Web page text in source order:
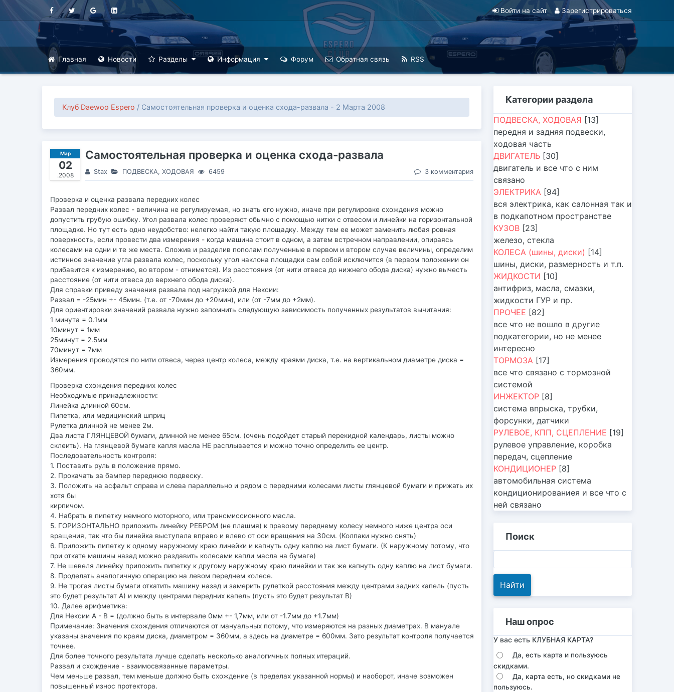
Войти на сайт Зарегистрироваться
Главная Новости Разделы Информация Форум Обратная связь RSS
Клуб Daewoo Espero / Самостоятельная проверка и оценка схода-развала - 2 Марта 2008
Мар
02
.2008
Самостоятельная проверка и оценка схода-развала
Stax ПОДВЕСКА, ХОДОВАЯ 6459 3 комментария
Проверка и оценка развала передних колес
Развал передних колес - величина не регулируемая, но знать его нужно, иначе при регулировке схождения можно
допустить грубую ошибку. Угол развала колес проверяют обычно с помощью нитки с отвесом и линейки на горизонтальной
площадке. Но тут есть одно неудобство: нелегко найти такую площадку. Между тем ее может заменить любая ровная
поверхность, если провести два измерения - когда машина стоит в одном, а затем встречном направлении, опираясь
колесами на одни и те же места. Сложив и разделив пополам полученные в первом и втором случае величины, определим
истинное значение угла развала колес, поскольку угол наклона площадки сам собой исключится (в первом положении он
прибавится к измерению, во втором - отнимется). Из расстояния (от нити отвеса до нижнего обода диска) нужно вычесть
расстояние (от нити отвеса до верхнего обода диска).
Для справки приведу значения развала под нагрузкой для Нексии:
Развал = -25мин +- 45мин. (т.е. от -70мин до +20мин), или (от -7мм до +2мм).
Для ориентировки значений развала нужно запомнить следующую зависимость полученных результатов вычитания:
1 минута = 0.1мм
10минут = 1мм
25минут = 2.5мм
70минут = 7мм
Измерения проводятся по нити отвеса, через центр колеса, между краями диска, т.е. на вертикальном диаметре диска =
360мм.
Проверка схождения передних колес
Необходимые принадлежности:
Линейка длинной 60см.
Пипетка, или медицинский шприц
Рулетка длинной не менее 2м.
Два листа ГЛЯНЦЕВОЙ бумаги, длинной не менее 65см. (очень подойдет старый перекидной календарь, листы можно
склеить). На глянцевой бумаге капля масла НЕ расплывается и можно точно определить ее центр.
Последовательность контроля:
1. Поставить руль в положение прямо.
2. Прокачать за бампер переднюю подвеску.
3. Положить на асфальт справа и слева параллельно и рядом с передними колесами листы глянцевой бумаги и прижать их
хотя бы
кирпичом.
4. Набрать в пипетку немного моторного, или трансмиссионного масла.
5. ГОРИЗОНТАЛЬНО приложить линейку РЕБРОМ (не плашмя) к правому переднему колесу немного ниже центра оси
вращения, так что бы линейка выступала вправо и влево от оси вращения на 30см. (Колпаки нужно снять)
6. Приложить пипетку к одному наружному краю линейки и капнуть одну каплю на лист бумаги. (К наружному потому, что
при откате машины назад можно раздавить колесами капли масла на бумаге)
7. Не шевеля линейку приложить пипетку к другому наружному краю линейки и так же капнуть одну каплю на лист бумаги.
8. Проделать аналогичную операцию на левом переднем колесе.
9. Не трогая листы бумаги откатить машину назад и замерить рулеткой расстояния между центрами задних капель (пусть
это будет результат А) и между центрами передних капель (пусть это будет результат В)
10. Далее арифметика:
Для Нексии А - В = (должно быть в интервале 0мм +- 1,7мм, или от -1.7мм до +1.7мм)
Примечание: Значения схождения отличаются от мануальных потому, что измеряются на разных диаметрах. В мануале
указаны значения по краям диска, диаметром = 360мм, а здесь на диаметре = 600мм. Зато результат контроля получается
точнее.
Для более точного результата лучше сделать несколько аналогичных полных итераций.
Развал и схождение - взаимосвязанные параметры.
Чем меньше развал, тем меньше должно быть схождение (в пределах указанной нормы) и наоборот, иначе возможен
повышенный износ протектора.
Категории раздела
ПОДВЕСКА, ХОДОВАЯ [13]
передня и задняя подвески,
ходовая часть
ДВИГАТЕЛЬ [30]
двигатель и все что с ним
связано
ЭЛЕКТРИКА [94]
вся электрика, как салонная так и
в подкапотном пространстве
КУЗОВ [23]
железо, стекла
КОЛЕСА (шины, диски) [14]
шины, диски, размерность и т.п.
ЖИДКОСТИ [10]
антифриз, масла, смазки,
жидкости ГУР и пр.
ПРОЧЕЕ [82]
все что не вошло в другие
подкатегории, но не менее
интересно
ТОРМОЗА [17]
все что связано с тормозной
системой
ИНЖЕКТОР [8]
система впрыска, трубки,
форсунки, датчики
РУЛЕВОЕ, КПП, СЦЕПЛЕНИЕ [19]
рулевое управление, коробка
передач, сцепление
КОНДИЦИОНЕР [8]
автомобильная система
кондиционированиея и все что с
ней связано
Поиск
Наш опрос
У вас есть КЛУБНАЯ КАРТА?
Да, есть карта и пользуюсь
скидками.
Да, карта есть, но скидками не
пользуюсь.